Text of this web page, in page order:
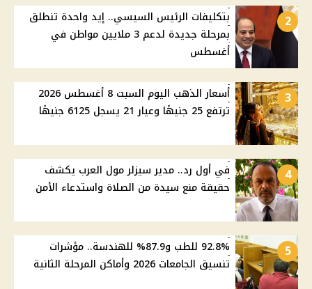
2
بتكليفات الرئيس السيسي.. إيد واحدة تنطلق
بمرحلة جديدة لدعم 3 ملايين مواطن في
أغسطس
3
أسعار الذهب اليوم السبت 8 أغسطس 2026
ترتفع 25 جنيهًا وعيار 21 يسجل 6125 جنيهًا
4
في أول رد.. مدير سيزلر مول العرب يكشف
حقيقة منع سيدة من الصلاة واستدعاء الأمن
5
92.8% للطب و87.9% للهندسة.. مؤشرات
تنسيق الجامعات 2026 وأماكن المرحلة الثانية